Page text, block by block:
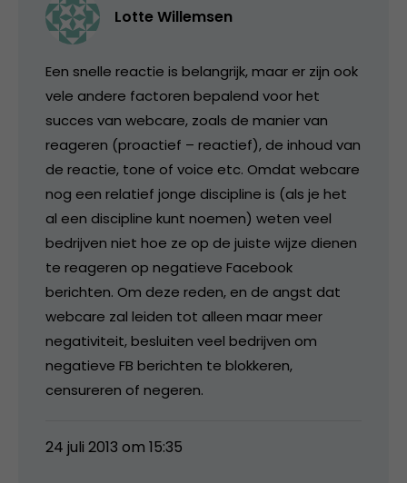
Lotte Willemsen
Een snelle reactie is belangrijk, maar er zijn ook
vele andere factoren bepalend voor het
succes van webcare, zoals de manier van
reageren (proactief – reactief), de inhoud van
de reactie, tone of voice etc. Omdat webcare
nog een relatief jonge discipline is (als je het
al een discipline kunt noemen) weten veel
bedrijven niet hoe ze op de juiste wijze dienen
te reageren op negatieve Facebook
berichten. Om deze reden, en de angst dat
webcare zal leiden tot alleen maar meer
negativiteit, besluiten veel bedrijven om
negatieve FB berichten te blokkeren,
censureren of negeren.
24 juli 2013 om 15:35